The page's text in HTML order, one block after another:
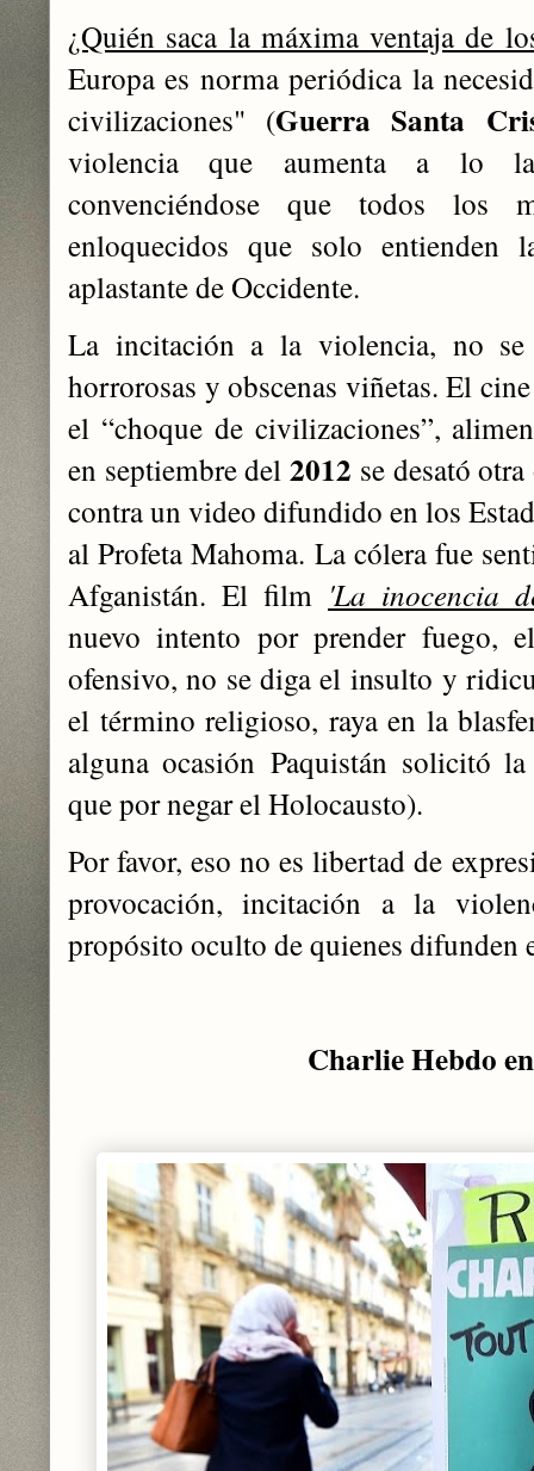
¿Quién saca la máxima ventaja de
Europa es norma periódica la
civilizaciones" (Guerra Santa
violencia que aumenta a lo
convenciéndose que todos los
enloquecidos que solo
aplastante de Occidente.
La incitación a la violencia, no
horrorosas y obscenas viñetas. El
el “choque de civilizaciones”,
en septiembre del 2012 se desató
contra un video difundido en los
al Profeta Mahoma. La cólera fue
Afganistán. El film 'La inocencia
nuevo intento por prender
ofensivo, no se diga el insulto y
el término religioso, raya en la
alguna ocasiónPaquistán solicitó
que por negar el Holocausto).
Por favor, eso no es libertad de
provocación, incitación a la
propósito oculto de quienes difunden
Charlie Hebdo